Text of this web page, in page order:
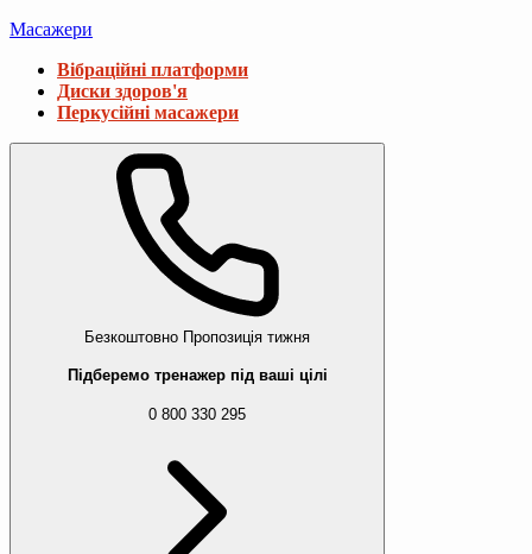
Масажери
Вібраційні платформи
Диски здоров'я
Перкусійні масажери
Безкоштовно Пропозиція тижня
Підберемо тренажер під ваші цілі
0 800 330 295